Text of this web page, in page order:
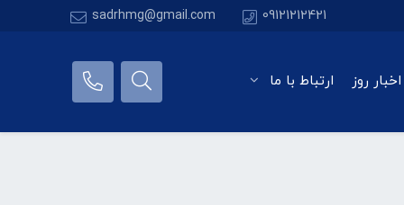
09121212421
sadrhmg@gmail.com
اخبار روز ارتباط با ما